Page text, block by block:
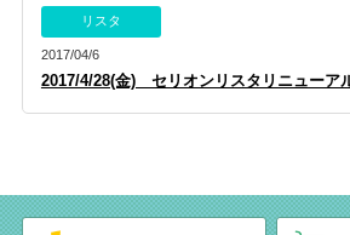
リスタ
2017/04/6
2017/4/28(金) セリオンリスタリニューア